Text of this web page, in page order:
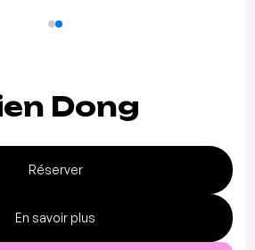
Dong
Réserver
En savoir plus